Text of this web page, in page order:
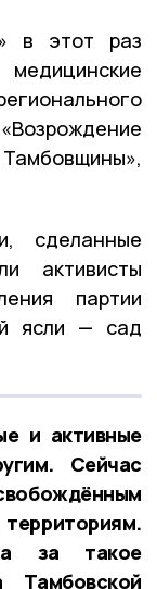
в этот раз
сделанные
активисты
партии
ясли — сад
и активные
Сейчас
за такое